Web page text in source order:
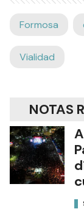
Formosa
Vialidad
NOTAS